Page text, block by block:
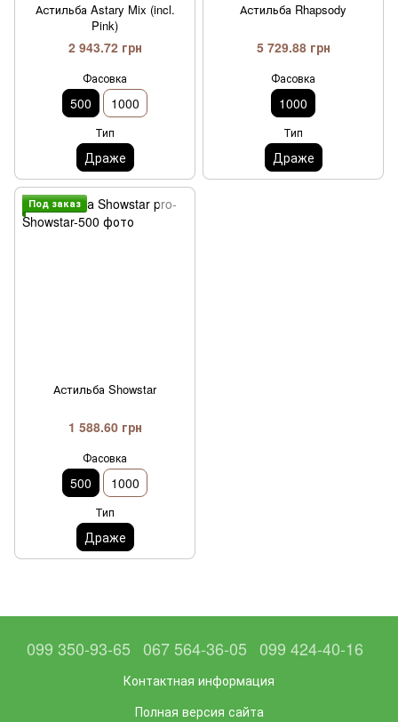
Астильба Astary Mix (incl.
Pink)
2 943.72 грн
Фасовка
500 1000
Тип
Драже
Астильба Rhapsody
5 729.88 грн
Фасовка
1000
Тип
Драже
Под заказ
Астильба Showstar
1 588.60 грн
Фасовка
500 1000
Тип
Драже
099 350-93-65 067 564-36-05 099 424-40-16
Контактная информация
Полная версия сайта